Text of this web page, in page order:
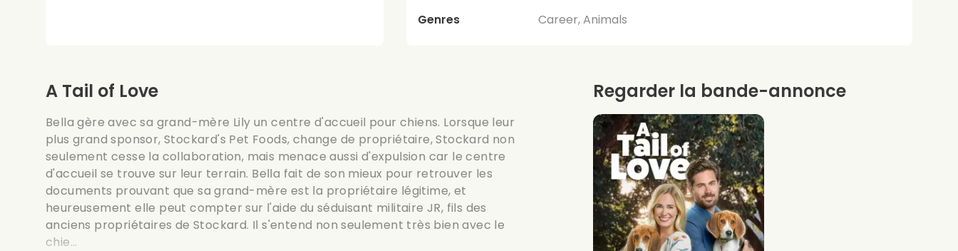
Genres
Career, Animals
A Tail of Love
Bella gère avec sa grand-mère Lily un centre d'accueil pour chiens. Lorsque leur
plus grand sponsor, Stockard's Pet Foods, change de propriétaire, Stockard non
seulement cesse la collaboration, mais menace aussi d'expulsion car le centre
d'accueil se trouve sur leur terrain. Bella fait de son mieux pour retrouver les
documents prouvant que sa grand-mère est la propriétaire légitime, et
heureusement elle peut compter sur l'aide du séduisant militaire JR, fils des
anciens propriétaires de Stockard. Il s'entend non seulement très bien avec le
chie...
Regarder la bande-annonce